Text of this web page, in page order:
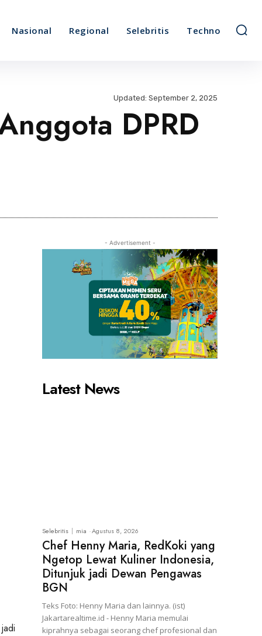
Nasional Regional Selebritis Techno
Updated: September 2, 2025
DPRD
- Advertisement -
Latest News
Selebritis mia -Agustus 8, 2026
Chef Henny Maria, RedKoki yang
Ngetop Lewat Kuliner Indonesia,
Ditunjuk jadi Dewan Pengawas
BGN
Teks Foto: Henny Maria dan lainnya. (ist)
Jakartarealtime.id - Henny Maria memulai
kiprahnya sebagai seorang chef profesional dan